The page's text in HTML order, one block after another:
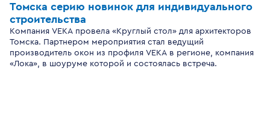
Томска серию новинок для индивидуального
строительства
Компания VEKA провела «Круглый стол» для архитекторов
Томска. Партнером мероприятия стал ведущий
производитель окон из профиля VEKA в регионе, компания
«Лока», в шоуруме которой и состоялась встреча.